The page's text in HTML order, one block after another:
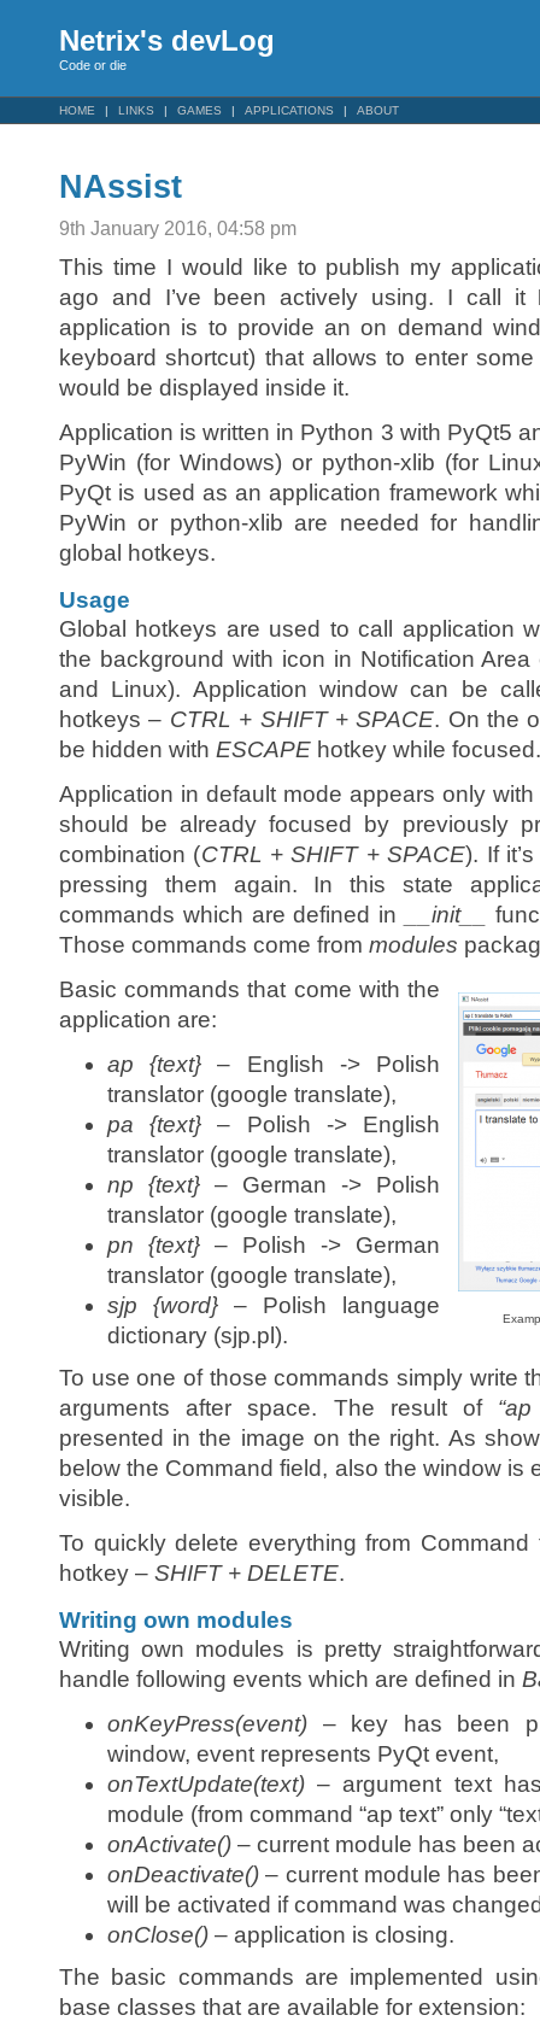
Netrix's devLog
Code or die
HOME LINKS GAMES APPLICATIONS ABOUT
NAssist
9th January 2016, 04:58 pm
This time I would like to publish my
ago and I’ve been actively using. I call it
application is to provide an on demand
keyboard shortcut) that allows to enter
would be displayed inside it.
Application is written in Python 3 with PyQt5
PyWin (for Windows) or python-xlib (for
PyQt is used as an application framework
PyWin or python-xlib are needed for
global hotkeys.
Usage
Global hotkeys are used to call application
the background with icon in Notification
and Linux). Application window can be
hotkeys – CTRL + SHIFT + SPACE. On the
be hidden with ESCAPE hotkey while focused.
Application in default mode appears only
should be already focused by previously
combination (CTRL + SHIFT + SPACE). If
pressing them again. In this state
commands which are defined in
__init__
Those commands come from modules
Basic commands that come with the
application are:
ap {text} – English -> Polish
translator (google translate),
pa {text} – Polish -> English
translator (google translate),
np {text}– German -> Polish
translator (google translate),
pn {text}– Polish -> German
translator (google translate),
sjp {word}– Polish language
dictionary (sjp.pl).
To use one of those commands simply write
arguments after space. The result of
presented in the image on the right. As
below the Command field, also the window is
visible.
To quickly delete everything from
hotkey – SHIFT + DELETE.
Writing own modules
Writing own modules is pretty
handle following events which are defined in
onKeyPress(event) – key has been
window, event represents PyQt event,
onTextUpdate(text) – argument text
module (from command “ap text” only
onActivate() – current module has been
onDeactivate() – current module has
will be activated if command was
onClose() – application is closing.
The basic commands are implemented
base classes that are available for extension: